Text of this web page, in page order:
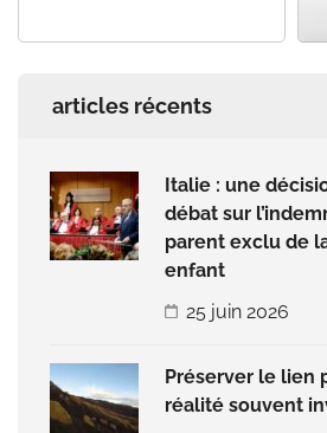
articles récents
Italie : une
débat sur
parent exclu de
enfant
25 juin 2026
Préserver le lien
réalité souvent